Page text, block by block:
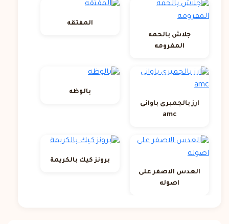
جلاش بالحمه
المفرومه
المفتقه
ارز بالجمبرى باوانى
amc
بالوظه
العدس الاصفر على
اصوله
برونز كيك بالكريمة